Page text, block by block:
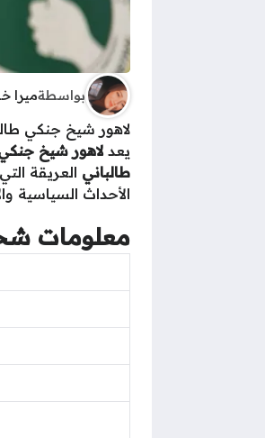
بواسطةميرا
لاهور شيخ جنكي
يعدلاهور شيخ
طالباني العريقة
الأحداث السياسية
معلومات